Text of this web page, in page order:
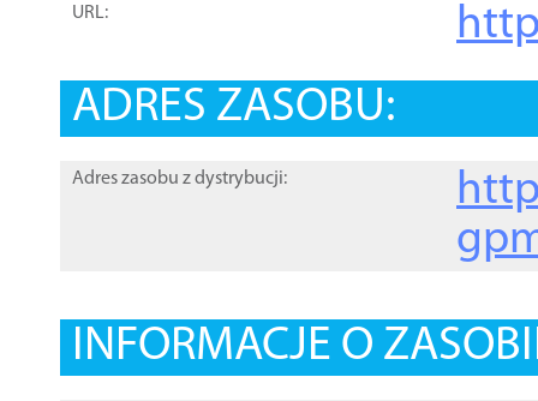
URL:
ADRES ZASOBU:
Adres zasobu z dystrybucji:
INFORMACJE O